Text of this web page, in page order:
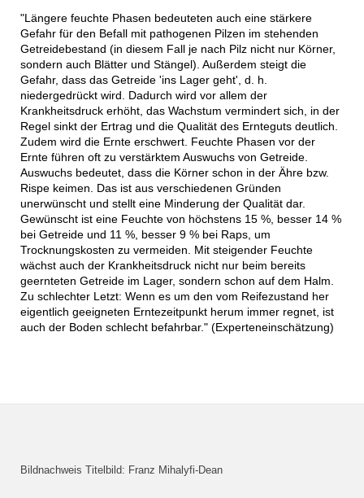
"Längere feuchte Phasen bedeuteten auch eine stärkere
Gefahr für den Befall mit pathogenen Pilzen im stehenden
Getreidebestand (in diesem Fall je nach Pilz nicht nur Körner,
sondern auch Blätter und Stängel). Außerdem steigt die
Gefahr, dass das Getreide 'ins Lager geht', d. h.
niedergedrückt wird. Dadurch wird vor allem der
Krankheitsdruck erhöht, das Wachstum vermindert sich, in der
Regel sinkt der Ertrag und die Qualität des Ernteguts deutlich.
Zudem wird die Ernte erschwert. Feuchte Phasen vor der
Ernte führen oft zu verstärktem Auswuchs von Getreide.
Auswuchs bedeutet, dass die Körner schon in der Ähre bzw.
Rispe keimen. Das ist aus verschiedenen Gründen
unerwünscht und stellt eine Minderung der Qualität dar.
Gewünscht ist eine Feuchte von höchstens 15 %, besser 14 %
bei Getreide und 11 %, besser 9 % bei Raps, um
Trocknungskosten zu vermeiden. Mit steigender Feuchte
wächst auch der Krankheitsdruck nicht nur beim bereits
geernteten Getreide im Lager, sondern schon auf dem Halm.
Zu schlechter Letzt: Wenn es um den vom Reifezustand her
eigentlich geeigneten Erntezeitpunkt herum immer regnet, ist
auch der Boden schlecht befahrbar." (Experteneinschätzung)
Bildnachweis Titelbild: Franz Mihalyfi-Dean